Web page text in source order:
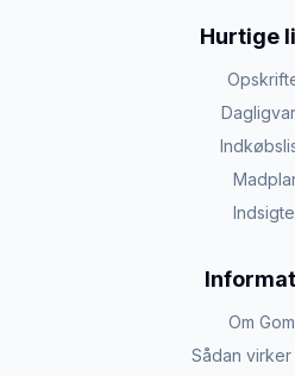
Hurtige
Om
Sådan virker